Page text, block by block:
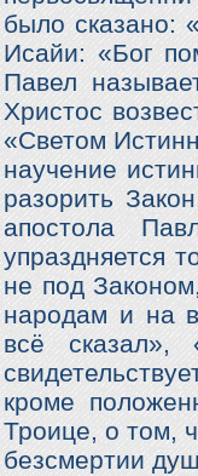
было сказано:
Исайи: «Бог
Павел
Христос
«Светом
научение
разорить
апостола
упраздняется
не под
народам и на
всё сказал»,
кроме
Троице, о том,
безсмертии